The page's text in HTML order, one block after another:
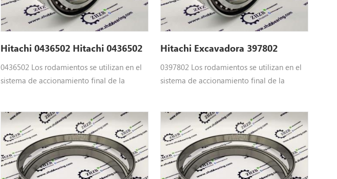
Hitachi 0436502 Hitachi 0436502
0436502 Los rodamientos se utilizan en el
sistema de accionamiento final de la
de doble fila 0436502 BRR. Hitachi Partes
EX20UR, EX22, EX22-2, EX25, EX25-2, EX30,
EX30-2, EX30U, EX30UR, EX30UR-2,
EX30UR-2C, EX30UR-3, EX33MU, EX33U,
EX35-2, EX35U, EX35UDA, EX40UR-3, ZX27-
Hitachi Excavadora 397802
0397802 Los rodamientos se utilizan en el
sistema de accionamiento final de la
de doble fila 0397802 BRR. Hitachi Piezas
CG15D, EG30, EX50UR, EX55UR, EX55UR-3,
EX58MU, HR750SM, HX120B, HX120B-2,
HX140B, HX140B-2, VR308, VR308-2,
VR408, VR408-2, ZR600TS, ZR800TS, ZX40U,